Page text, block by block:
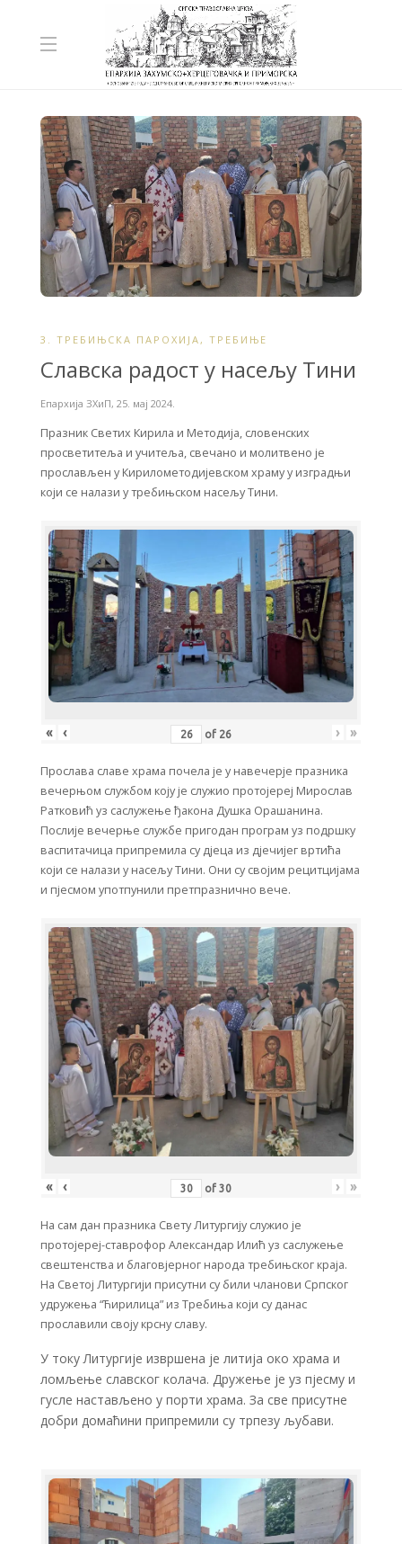
3. ТРЕБИЊСКА ПАРОХИЈА, ТРЕБИЊЕ
Славска радост у насељу Тини
Епархија ЗХиП, 25. мај 2024.
Празник Светих Кирила и Методија, словенских
просветитеља и учитеља, свечано и молитвено је
прослављен у Кирилометодијевском храму у изградњи
који се налази у требињском насељу Тини.
« ‹ of 26 › »
Прослава славе храма почела је у навечерје празника
вечерњом службом коју је служио протојереј Мирослав
Ратковић уз саслужење ђакона Душка Орашанина.
Послије вечерње службе пригодан програм уз подршку
васпитачица припремила су дјеца из дјечијег вртића
који се налази у насељу Тини. Они су својим рецитцијама
и пјесмом употпунили претпразнично вече.
« ‹ of 30 › »
На сам дан празника Свету Литургију служио је
протојереј-ставрофор Александар Илић уз саслужење
свештенства и благовјерног народа требињског краја.
На Светој Литургији присутни су били чланови Српског
удружења “Ћирилица” из Требиња који су данас
прославили своју крсну славу.
У току Литургије извршена је литија око храма и
ломљење славског колача. Дружење је уз пјесму и
гусле настављено у порти храма. За све присутне
добри домаћини припремили су трпезу љубави.